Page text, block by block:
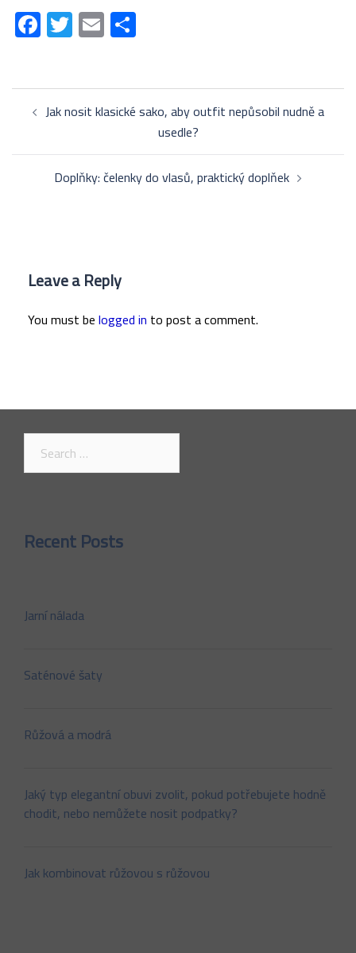
Facebook
Twitter
Email
Post
navigation
Jak nosit klasické sako, aby outfit nepůsobil nudně a
usedle?
Doplňky: čelenky do vlasů, praktický doplňek
Leave a Reply
You must belogged in to post a comment.
Search
for:
Recent Posts
Jarní nálada
Saténové šaty
Růžová a modrá
Jaký typ elegantní obuvi zvolit, pokud potřebujete hodně
chodit, nebo nemůžete nosit podpatky?
Jak kombinovat růžovou s růžovou